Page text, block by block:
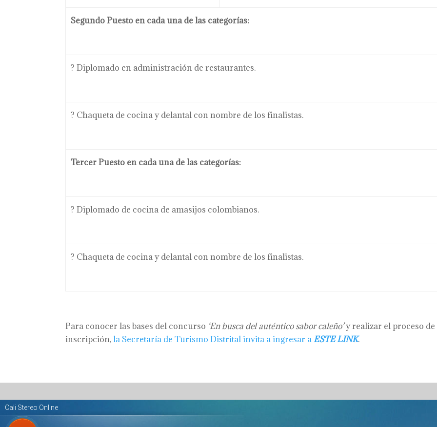
Segundo Puesto en cada una de las categorías:
? Diplomado en administración de restaurantes.
? Chaqueta de cocina y delantal con nombre de los finalistas.
Tercer Puesto en cada una de las categorías:
? Diplomado de cocina de amasijos colombianos.
? Chaqueta de cocina y delantal con nombre de los finalistas.
Para conocer las bases del concurso ‘En busca del auténtico sabor caleño’y realizar el proceso de
inscripción,la Secretaría de Turismo Distrital invita a ingresar aESTE LINK.